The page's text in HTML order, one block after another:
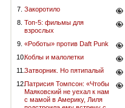
7. Закоротило
8. Топ-5: фильмы для
взрослых
9. «Роботы» против Daft Punk
10.Коблы и малолетки
11.Затворник. Но пятипалый
12.Патрисия Томпсон: «Чтобы
Маяковский не уехал к нам
с мамой в Америку, Лиля